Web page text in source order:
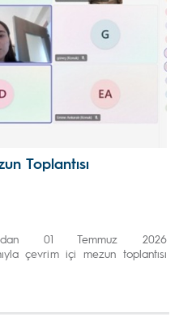
Toplantısı
01 Temmuz 2026
çevrim içi mezun toplantısı